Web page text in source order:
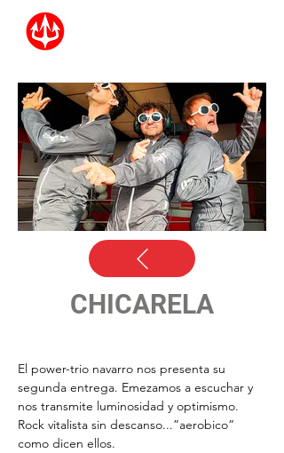
CHICARELA
El power-trio navarro nos presenta su
segunda entrega. Emezamos a escuchar y
nos transmite luminosidad y optimismo.
Rock vitalista sin descanso...”aerobico”
como dicen ellos.